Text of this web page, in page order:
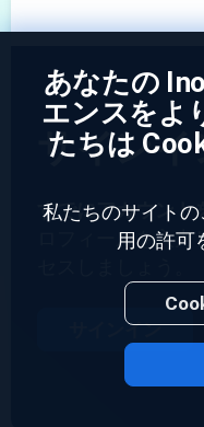
サインイ
すでにアカウン
ロフィールを入
サインイン
あなたの
エンスをよ
たちは
私たちのサイト
用の許可